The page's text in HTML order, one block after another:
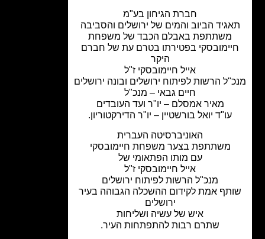
חברת הגיחון בע"מ
הביוב והמים של ירושלים והסביבה
משתתפת באבלם הכבד של משפחת
בפטירתו בטרם עת של חברם
אייל חיימובסקי ז"ל
הרשות לפיתוח ירושלים ובונה ירושלים
חיים גבאי – מנכ"ל
מאיר אמסלם – יו"ר ועד העובדים
עו"ד יואל בורשטיין – יו"ר הדירקטוריון.
האוניברסיטה העברית
משתתפת בצער משפחת חיימובסקי
עם מותו הפתאומי של
אייל חיימובסקי ז"ל
מנכ"ל הרשות לפיתוח ירושלים
אמת לקידום ההשכלה הגבוהה בעיר
איש של עשיה ושליחות
שתרם רבות להתפתחות העיר.